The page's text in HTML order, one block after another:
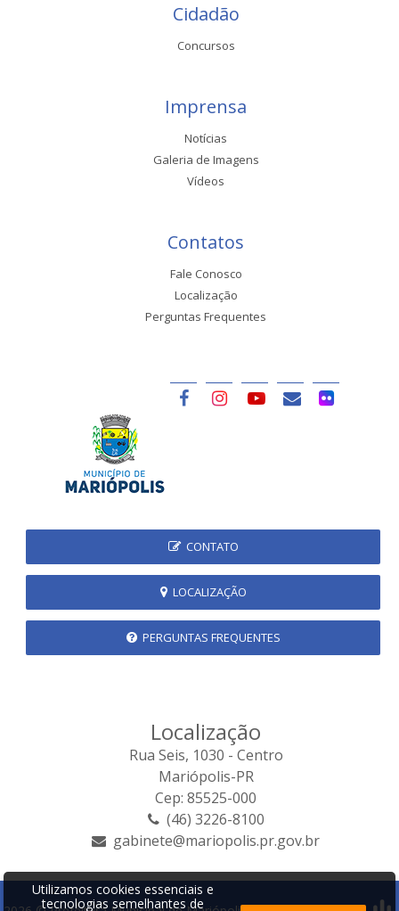
Cidadão
Concursos
Imprensa
Notícias
Galeria de Imagens
Vídeos
Contatos
Fale Conosco
Localização
Perguntas Frequentes
CONTATO
LOCALIZAÇÃO
PERGUNTAS FREQUENTES
Localização
Rua Seis, 1030 - Centro
Mariópolis-PR
Cep: 85525-000
(46) 3226-8100
gabinete@mariopolis.pr.gov.br
Utilizamos cookies essenciais e
tecnologias semelhantes de